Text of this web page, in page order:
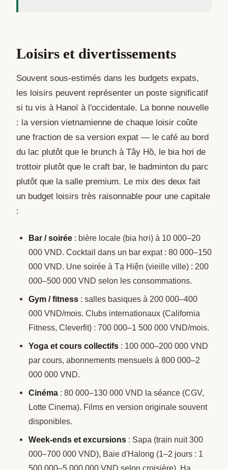
Loisirs et divertissements
Souvent sous-estimés dans les budgets expats,
les loisirs peuvent représenter un poste significatif
si tu vis à Hanoï à l'occidentale. La bonne nouvelle
: la version vietnamienne de chaque loisir coûte
une fraction de sa version expat — le café au bord
du lac plutôt que le brunch à Tây Hồ, le bia hơi de
trottoir plutôt que le craft bar, le badminton du parc
plutôt que la salle premium. Le mix des deux fait
un budget loisirs très raisonnable pour une capitale
:
Bar / soirée : bière locale (bia hơi) à 10 000–20
000 VND. Cocktail dans un bar expat : 80 000–150
000 VND. Une soirée à Tạ Hiện (vieille ville) : 200
000–500 000 VND selon les consommations.
Gym / fitness : salles basiques à 200 000–400
000 VND/mois. Clubs internationaux (California
Fitness, Cleverfit) : 700 000–1 500 000 VND/mois.
Yoga et cours collectifs : 100 000–200 000 VND
par cours, abonnements mensuels à 800 000–2
000 000 VND.
Cinéma : 80 000–130 000 VND la séance (CGV,
Lotte Cinema). Films en version originale souvent
disponibles.
Week-ends et excursions : Sapa (train nuit 300
000–700 000 VND), Baie d'Halong (1–2 jours : 1
500 000–5 000 000 VND selon croisière), Ha